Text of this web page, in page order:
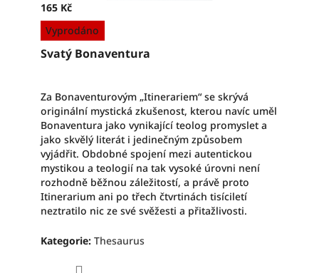
165 Kč
Měrná
cena:
Vyprodáno
Svatý Bonaventura
Za Bonaventurovým „Itinerariem“ se skrývá
originální mystická zkušenost, kterou navíc uměl
Bonaventura jako vynikající teolog promyslet a
jako skvělý literát i jedinečným způsobem
vyjádřit. Obdobné spojení mezi autentickou
mystikou a teologií na tak vysoké úrovni není
rozhodně běžnou záležitostí, a právě proto
Itinerarium ani po třech čtvrtinách tisíciletí
neztratilo nic ze své svěžesti a přitažlivosti.
Kategorie: Thesaurus